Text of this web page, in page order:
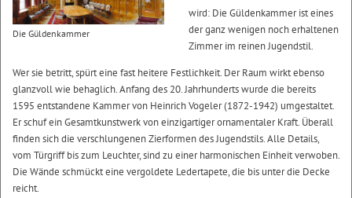
Die Güldenkammer
wird: Die Güldenkammer ist eines
der ganz wenigen noch erhaltenen
Zimmer im reinen Jugendstil.
Wer sie betritt, spürt eine fast heitere Festlichkeit. Der Raum wirkt ebenso
glanzvoll wie behaglich. Anfang des 20. Jahrhunderts wurde die bereits
1595 entstandene Kammer von Heinrich Vogeler (1872-1942) umgestaltet.
Er schuf ein Gesamtkunstwerk von einzigartiger ornamentaler Kraft. Überall
finden sich die verschlungenen Zierformen des Jugendstils. Alle Details,
vom Türgriff bis zum Leuchter, sind zu einer harmonischen Einheit verwoben.
Die Wände schmückt eine vergoldete Ledertapete, die bis unter die Decke
reicht.